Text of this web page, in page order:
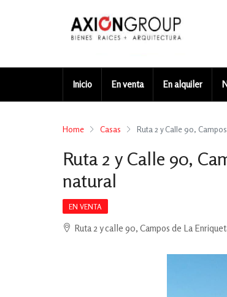
Inicio En venta En alquiler
Home Casas Ruta 2 y Calle 90,
Ruta 2 y Calle 90,
natural
EN VENTA
Ruta 2 y calle 90, Campos de La